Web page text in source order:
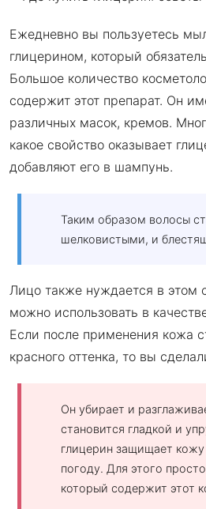
Ежедневно вы пользуетесь
глицерином, который
Большое количество
содержит этот препарат. Он
различных масок, кремов.
какое свойство оказывает
добавляют его в шампунь.
Таким образом волосы
шелковистыми, и
Лицо также нуждается в этом
можно использовать в
Если после применения кожа
красного оттенка, то вы
Он убирает и
становится гладкой и
глицерин защищает
погоду. Для этого
который содержит этот